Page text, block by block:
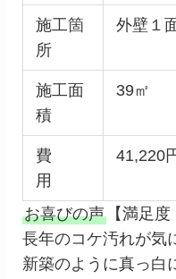
施工箇
所
外壁１
施工面
積
39㎡
費
用
41,220
お喜びの声 【満足
長年のコケ汚れが気
新築のように真っ白